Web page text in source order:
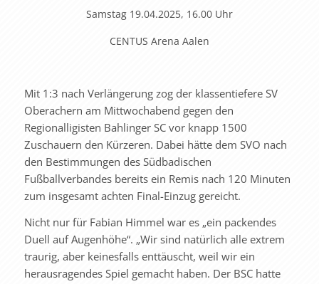
Samstag19.04.2025, 16.00 Uhr
CENTUS Arena Aalen
Mit 1:3 nach Verlängerung zog der klassentiefere SV
Oberachern am Mittwochabend gegen den
Regionalligisten Bahlinger SC vor knapp 1500
Zuschauern den Kürzeren. Dabei hätte dem SVO nach
den Bestimmungen des Südbadischen
Fußballverbandes bereits ein Remis nach 120 Minuten
zum insgesamt achten Final-Einzug gereicht.
Nicht nur für Fabian Himmel war es „ein packendes
Duell auf Augenhöhe“. „Wir sind natürlich alle extrem
traurig, aber keinesfalls enttäuscht, weil wir ein
herausragendes Spiel gemacht haben. Der BSC hatte